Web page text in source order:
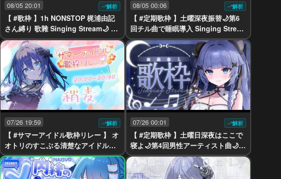
08/05 20:01 解析
【 #歌枠 】1h NONSTOP 梶浦由記
さん縛り 歌雜 Singing Stream🌙 【
yayamugi 】 #karaoke #vtuber
08/05 00:06 解析
【 #定期歌枠 】土曜深夜振替🌙第6
回チル曲で睡眠導入 Singing Strea
m🌙 歌回 【稍麦】 #karaoke #vtub
er
07/26 19:59 解析
【 #サマーアイドル歌枠リレー 】 オ
オトリのすこぶる清楚なアイドルシ
ウマイ出陣🥟【稍麦】 #karaoke #vt
uber
07/26 00:01 解析
【 #定期歌枠 】土曜日深夜はここで
寝よ🌙第4回男性アーティスト曲🌙
歌回 【yayamugi】 #karaoke #vtu
ber